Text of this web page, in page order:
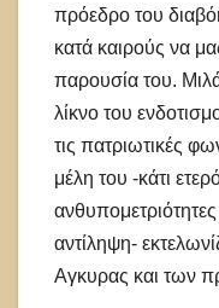
πρόεδρο του
κατά καιρούς να
παρουσία του.
λίκνο του
τις πατριωτικές
μέλη του -κάτι
αντίληψη-
Αγκυρας και των